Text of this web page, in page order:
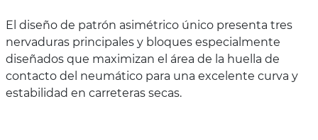
El diseño de patrón asimétrico único presenta tres
nervaduras principales y bloques especialmente
diseñados que maximizan el área de la huella de
contacto del neumático para una excelente curva y
estabilidad en carreteras secas.